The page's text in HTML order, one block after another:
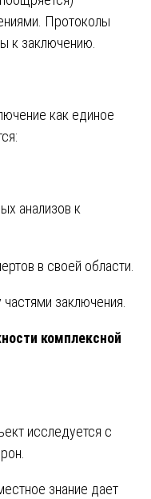
Протоколы
к заключению.
как единое
анализов к
в своей области.
заключения.
комплексной
исследуется с
знание дает